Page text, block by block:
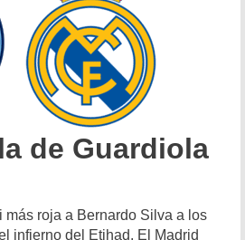
de Guardiola
roja a Bernardo Silva a los
infierno del Etihad. El Madrid